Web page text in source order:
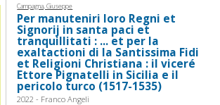
Campagna, Giuseppe
Per manuteniri loro Regni et
Signorij in santa paci et
tranquillitati : ... et per la
exaltactioni di la Santissima Fidi
et Religioni Christiana : il viceré
Ettore Pignatelli in Sicilia e il
pericolo turco (1517-1535)
2022 - Franco Angeli